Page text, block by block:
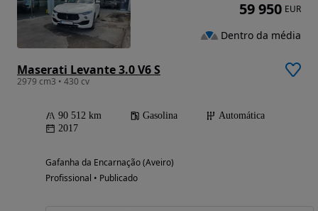
Maserati Levante 3.0 V6 S
2979 cm3 • 430 cv
90 512 km Gasolina
Automática
2017
Gafanha da Encarnação (Aveiro)
Profissional • Publicado
59 950 EUR
Dentro da média